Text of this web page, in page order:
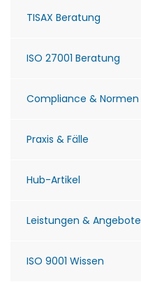
TISAX Beratung
ISO 27001 Beratung
Compliance & Normen
Praxis & Fälle
Hub-Artikel
Leistungen & Angebote
ISO 9001 Wissen